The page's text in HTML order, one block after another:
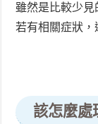
雖然是比較少見
若有相關症狀，
該怎麼處